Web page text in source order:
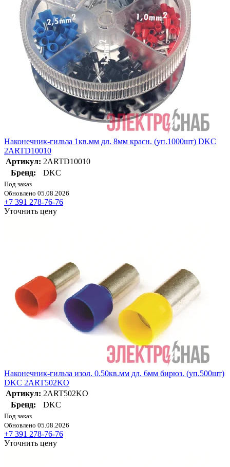
Наконечник-гильза 1кв.мм дл. 8мм красн. (уп.1000шт) DKC
2ARTD10010
Артикул: 2ARTD10010
Бренд:
DKC
Под заказ
Обновлено 05.08.2026
+7 391 278-76-76
Уточнить цену
Наконечник-гильза изол. 0.50кв.мм дл. 6мм бирюз. (уп.500шт)
DKC 2ART502KO
Артикул: 2ART502KO
Бренд:
DKC
Под заказ
Обновлено 05.08.2026
+7 391 278-76-76
Уточнить цену